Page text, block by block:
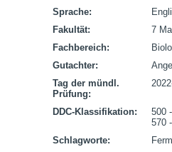
Sprache:
Fakultät:
7
Fachbereich:
Gutachter:
Tag der mündl.
Prüfung:
DDC-Klassifikation:
500
570
Schlagworte: